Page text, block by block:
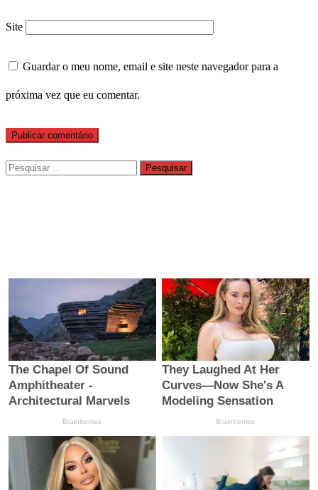
Site
Guardar o meu nome, email e site neste navegador para a
próxima vez que eu comentar.
Pesquisar
por: